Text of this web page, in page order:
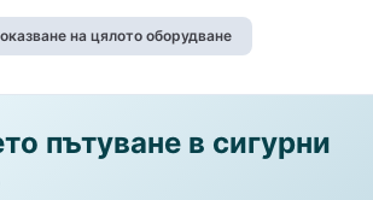
на цялото оборудване
пътуване в сигурни